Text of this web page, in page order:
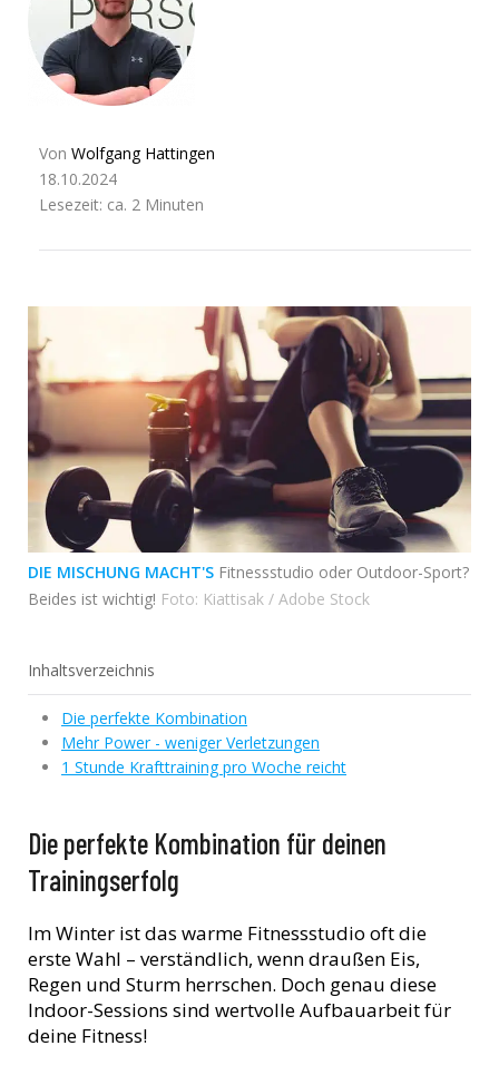
Von Wolfgang Hattingen
18.10.2024
Lesezeit: ca. 2 Minuten
DIE MISCHUNG MACHT'S Fitnessstudio oder Outdoor-Sport?
Beides ist wichtig! Foto: Kiattisak / Adobe Stock
Inhaltsverzeichnis
Die perfekte Kombination
Mehr Power - weniger Verletzungen
1 Stunde Krafttraining pro Woche reicht
Die perfekte Kombination für deinen
Trainingserfolg
Im Winter ist das warme Fitnessstudio oft die
erste Wahl – verständlich, wenn draußen Eis,
Regen und Sturm herrschen. Doch genau diese
Indoor-Sessions sind wertvolle Aufbauarbeit für
deine Fitness!